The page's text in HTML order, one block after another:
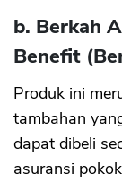
b. Berkah
Benefit
Produk ini
tambahan
dapat dibeli
asuransi